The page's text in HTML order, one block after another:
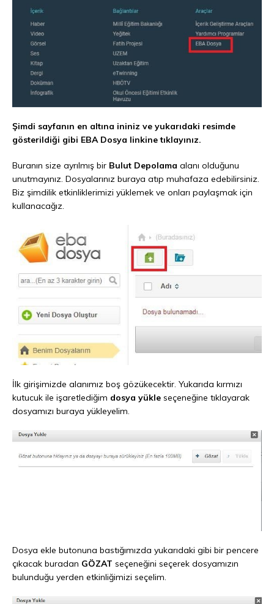
Şimdi sayfanın en altına ininiz ve yukarıdaki resimde
gösterildiği gibi EBA Dosya linkine tıklayınız.
Buranın size ayrılmış bir Bulut Depolama alanı olduğunu
unutmayınız. Dosyalarınız buraya atıp muhafaza edebilirsiniz.
Biz şimdilik etkinliklerimizi yüklemek ve onları paylaşmak için
kullanacağız.
İlk girişimizde alanımız boş gözükecektir. Yukarıda kırmızı
kutucuk ile işaretlediğim dosya yükle seçeneğine tıklayarak
dosyamızı buraya yükleyelim.
Dosya ekle butonuna bastığımızda yukarıdaki gibi bir pencere
çıkacak buradan GÖZAT seçeneğini seçerek dosyamızın
bulunduğu yerden etkinliğimizi seçelim.